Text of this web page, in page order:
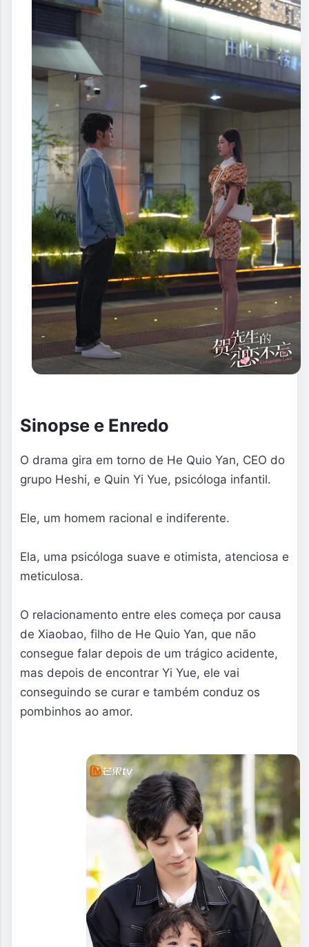
Sinopse e Enredo
O drama gira em torno de He Quio Yan, CEO do
grupo Heshi, e Quin Yi Yue, psicóloga infantil.
Ele, um homem racional e indiferente.
Ela, uma psicóloga suave e otimista, atenciosa e
meticulosa.
O relacionamento entre eles começa por causa
de Xiaobao, filho de He Quio Yan, que não
consegue falar depois de um trágico acidente,
mas depois de encontrar Yi Yue, ele vai
conseguindo se curar e também conduz os
pombinhos ao amor.